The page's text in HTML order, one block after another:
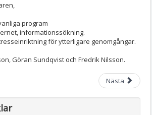
program
informationssökning.
för ytterligare genomgångar.
Göran Sundqvist och Fredrik Nilsson.
Nästa